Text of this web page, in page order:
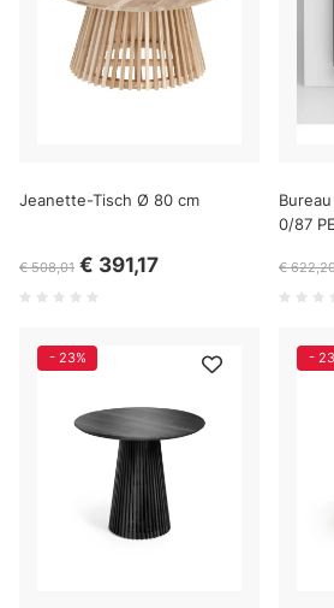
Jeanette-Tisch Ø 80 cm
€ 508,01 € 391,17
0/87
€
- 23% -